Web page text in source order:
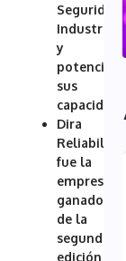
Seguridad
Industrial
y
potenciar
sus
Dira
Reliability
fue la
empresa
ganadora
de la
segunda
edición